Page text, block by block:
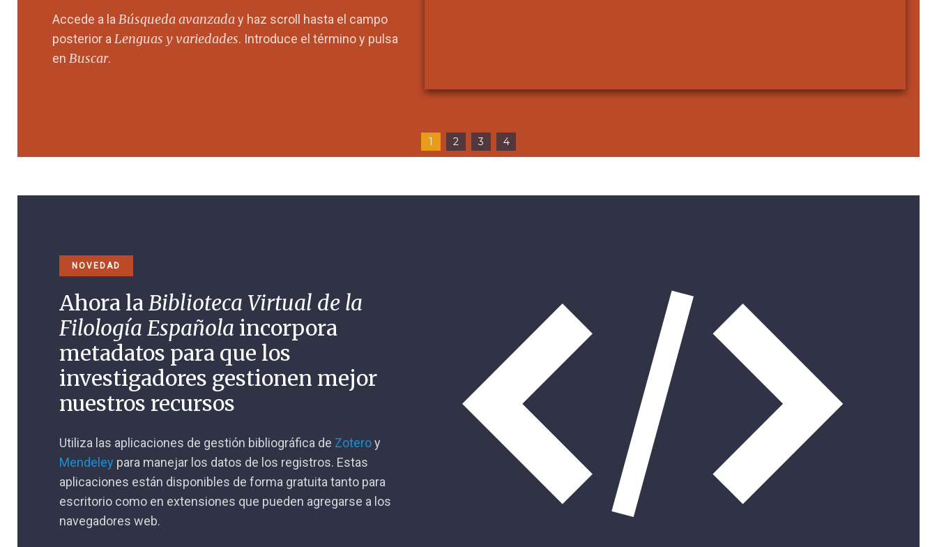
Accede a laBúsqueda avanzaday haz scroll hasta el campo
posterior aLenguas y variedades. Introduce el término y pulsa
en Buscar.
1 2 3 4
NOVEDAD
Ahora laBiblioteca Virtual de la
Filología Española incorpora
metadatos para que los
investigadores gestionen mejor
nuestros recursos
Utiliza las aplicaciones de gestión bibliográfica de Zoteroy
Mendeley para manejar los datos de los registros. Estas
aplicaciones están disponibles de forma gratuita tanto para
escritorio como en extensiones que pueden agregarse a los
navegadores web.